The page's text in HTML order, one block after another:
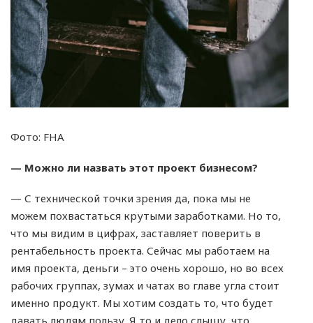
Фото: FHA
— Можно ли назвать этот проект бизнесом?
— С технической точки зрения да, пока мы не
можем похвастаться крутыми заработками. Но то,
что мы видим в цифрах, заставляет поверить в
рентабельность проекта. Сейчас мы работаем на
имя проекта, деньги – это очень хорошо, но во всех
рабочих группах, зумах и чатах во главе угла стоит
именно продукт. Мы хотим создать то, что будет
давать людям пользу. Я то и дело слышу, что